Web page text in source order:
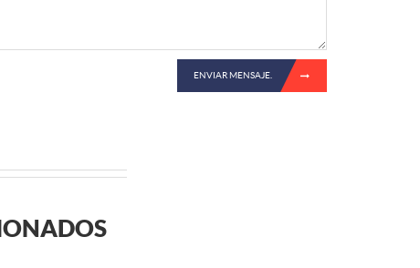
ENVIAR MENSAJE.